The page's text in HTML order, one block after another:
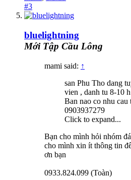
#3
bluelightning
Mới Tập Cầu Lông
mami said: ↑
san Phu Tho dang
vien , danh tu 8-10
Ban nao co nhu cau
0903937279
Click to expand...
Bạn cho mình hỏi nhóm
cho mình xin ít thông tin
ơn bạn
0933.824.099 (Toàn)